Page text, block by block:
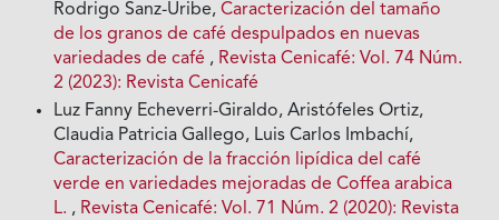
Rodrigo Sanz-Uribe,Caracterización del tamaño
de los granos de café despulpados en nuevas
variedades de café , Revista Cenicafé: Vol. 74 Núm.
2 (2023): Revista Cenicafé
Luz Fanny Echeverri-Giraldo, Aristófeles Ortiz,
Claudia Patricia Gallego, Luis Carlos Imbachí,
Caracterización de la fracción lipídica del café
verde en variedades mejoradas de Coffea arabica
L. , Revista Cenicafé: Vol. 71 Núm. 2 (2020): Revista